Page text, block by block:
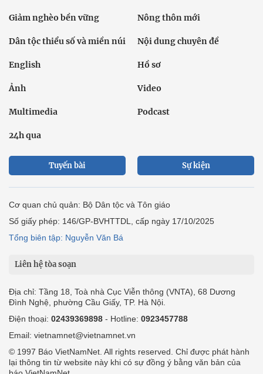
Giảm nghèo bền vững Nông thôn mới
Dân tộc thiểu số và miền núi Nội dung chuyên đề
English Hồ sơ
Ảnh Video
Multimedia Podcast
24h qua
Tuyến bài Sự kiện
Cơ quan chủ quản: Bộ Dân tộc và Tôn giáo
Số giấy phép: 146/GP-BVHTTDL, cấp ngày 17/10/2025
Tổng biên tập: Nguyễn Văn Bá
Liên hệ tòa soạn
Địa chỉ: Tầng 18, Toà nhà Cục Viễn thông (VNTA), 68 Dương
Đình Nghệ, phường Cầu Giấy, TP. Hà Nội.
Điện thoại: 02439369898 - Hotline: 0923457788
Email: vietnamnet@vietnamnet.vn
© 1997 Báo VietNamNet. All rights reserved. Chỉ được phát hành
lại thông tin từ website này khi có sự đồng ý bằng văn bản của